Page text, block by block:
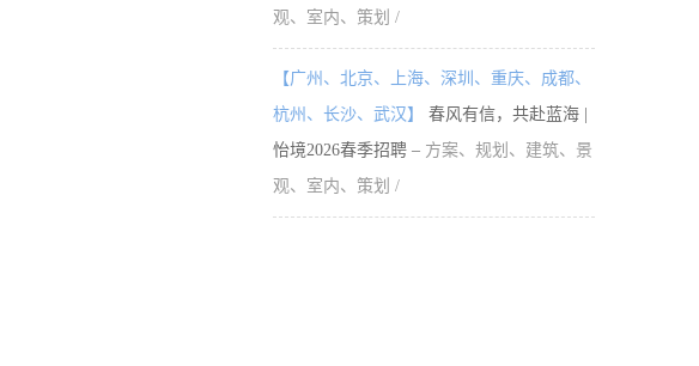
观、室内、策划 /
【广州、北京、上海、深圳、重庆、成都、
杭州、长沙、武汉】
春风有信，共赴蓝海 |
怡境2026春季招聘 – 方案、规划、建筑、景
观、室内、策划 /